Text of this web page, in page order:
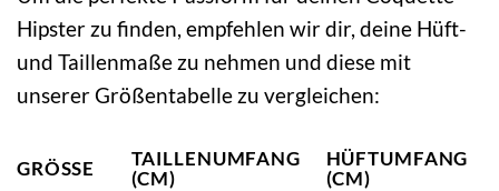
Hipster zu finden, empfehlen wir dir, deine Hüft-
und Taillenmaße zu nehmen und diese mit
unserer Größentabelle zu vergleichen:
GRÖSSE
TAILLENUMFANG
(CM)
HÜFTUMFANG
(CM)